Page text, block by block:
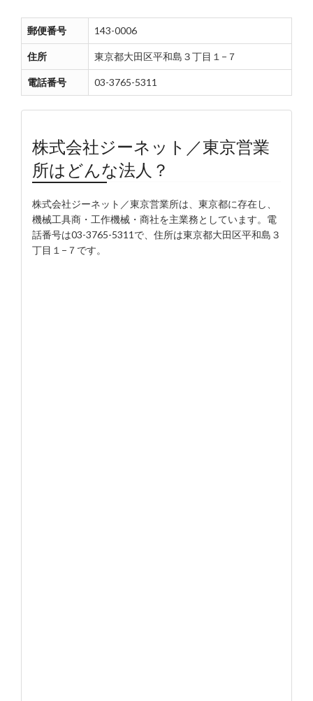
郵便番号 143-0006
住所 東京都大田区平和島３丁目１−７
電話番号 03-3765-5311
株式会社ジーネット／東京営業
所はどんな法人？
株式会社ジーネット／東京営業所は、東京都に存在し、
機械工具商・工作機械・商社を主業務としています。電
話番号は03-3765-5311で、住所は東京都大田区平和島３
丁目１−７です。